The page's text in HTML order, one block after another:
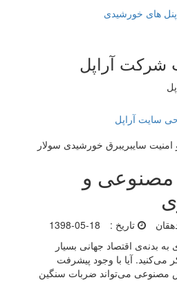
های خورشیدی
آراپل
سایت آراپل
و
تاریخ :
1398-05-18
بدنه‌ی اقتصاد جهانی بسیار
آیا با وجود پیشرفت
مصنوعی می‌تواند ضربات سنگین